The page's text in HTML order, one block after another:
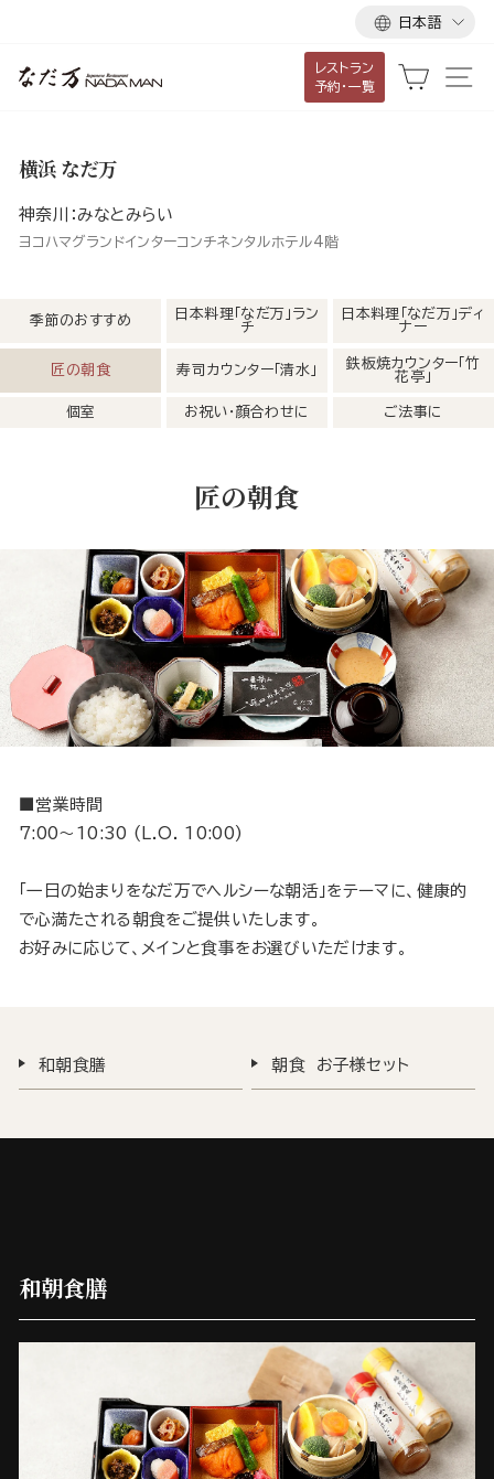
言
語
日本語
レストラン
予約・一覧
カート
横浜 なだ万
神奈川：みなとみらい
ヨコハマグランドインターコンチネンタルホテル4階
季節のおすすめ
日本料理「なだ万」ラン
チ
日本料理「なだ万」ディ
ナー
匠の朝食 寿司カウンター「清水」
鉄板焼カウンター「竹
花亭」
個室 お祝い・顔合わせに ご法事に
匠の朝食
■営業時間
7:00～10:30 (L.O. 10:00)
「一日の始まりをなだ万でヘルシーな朝活」をテーマに、健康的
で心満たされる朝食をご提供いたします。
お好みに応じて、メインと食事をお選びいただけます。
和朝食膳 朝食 お子様セット
和朝食膳